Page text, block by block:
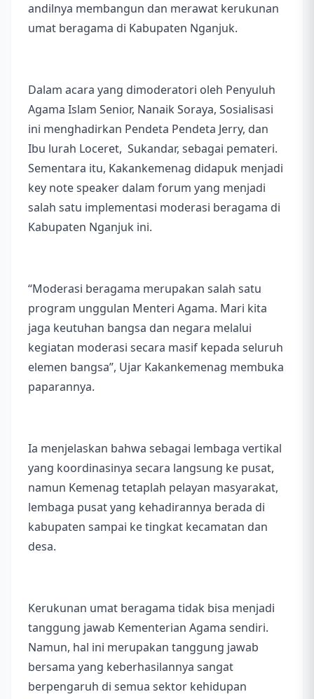
andilnya membangun dan merawat kerukunan
umat beragama di Kabupaten Nganjuk.
Dalam acara yang dimoderatori oleh Penyuluh
Agama Islam Senior, Nanaik Soraya, Sosialisasi
ini menghadirkan Pendeta Pendeta Jerry, dan
Ibu lurah Loceret, Sukandar, sebagai pemateri.
Sementara itu, Kakankemenag didapuk menjadi
key note speaker dalam forum yang menjadi
salah satu implementasi moderasi beragama di
Kabupaten Nganjuk ini.
“Moderasi beragama merupakan salah satu
program unggulan Menteri Agama. Mari kita
jaga keutuhan bangsa dan negara melalui
kegiatan moderasi secara masif kepada seluruh
elemen bangsa”, Ujar Kakankemenag membuka
paparannya.
Ia menjelaskan bahwa sebagai lembaga vertikal
yang koordinasinya secara langsung ke pusat,
namun Kemenag tetaplah pelayan masyarakat,
lembaga pusat yang kehadirannya berada di
kabupaten sampai ke tingkat kecamatan dan
desa.
Kerukunan umat beragama tidak bisa menjadi
tanggung jawab Kementerian Agama sendiri.
Namun, hal ini merupakan tanggung jawab
bersama yang keberhasilannya sangat
berpengaruh di semua sektor kehidupan